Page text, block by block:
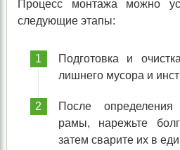
Процесс монтажа можно
следующие этапы:
Подготовка и
лишнего мусора и
После
рамы, нарежьте
затем сварите их в